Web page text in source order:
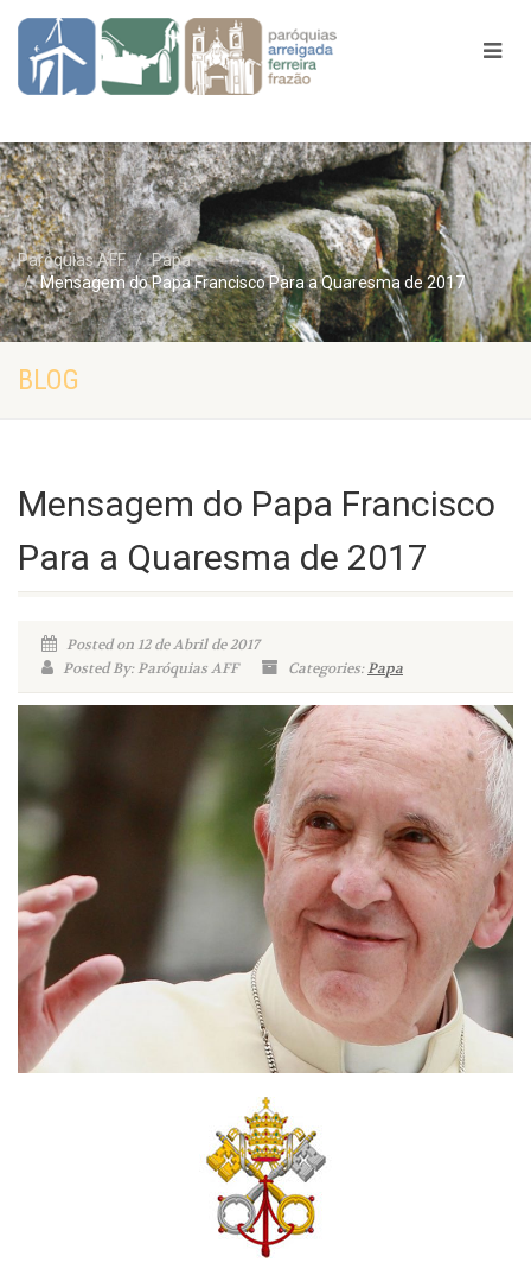
Paróquias AFF
Papa
Mensagem do Papa Francisco Para a Quaresma de 2017
BLOG
Mensagem do Papa Francisco
Para a Quaresma de 2017
Posted on 12 de Abril de 2017
Posted By: Paróquias AFF
Categories:Papa